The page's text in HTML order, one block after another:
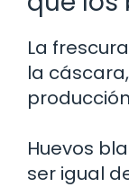
La
la
Huevos
ser igual